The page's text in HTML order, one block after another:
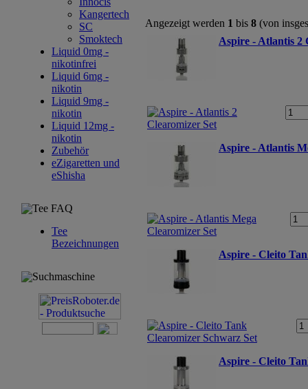
Kangertech
SC
Smoktech
Liquid 0mg -
nikotinfrei
Liquid 6mg -
nikotin
Liquid 9mg -
nikotin
Liquid 12mg -
nikotin
Zubehör
eZigaretten und
eShisha
Tee FAQ
Tee
Bezeichnungen
Suchmaschine
Angezeigt werden 1 bis 8 (von
Aspire - Atlantis 2
Aspire - Atlantis
Aspire - Cleito
Aspire - Cleito